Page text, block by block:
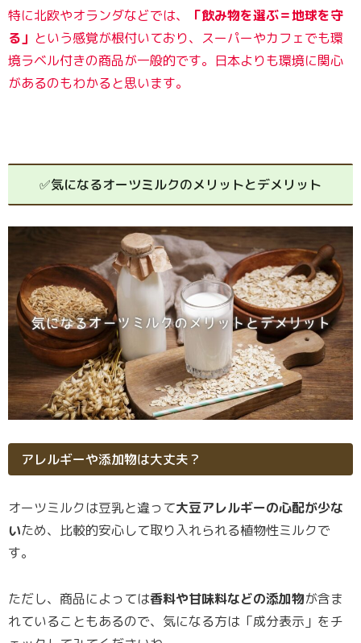
特に北欧やオランダなどでは、
「飲み物を選ぶ＝地球を守
る」 という感覚が根付いており、スーパーやカフェでも環
境ラベル付きの商品が一般的です。日本よりも環境に関心
があるのもわかると思います。
✅気になるオーツミルクのメリットとデメリット
アレルギーや添加物は大丈夫？
オーツミルクは豆乳と違って大豆アレルギーの心配が少な
いため、比較的安心して取り入れられる植物性ミルクで
す。
ただし、商品によっては香料や甘味料などの添加物が含ま
れていることもあるので、気になる方は「成分表示」をチ